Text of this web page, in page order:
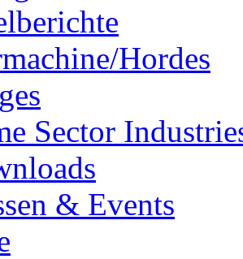
Hordes
Sector
& Events